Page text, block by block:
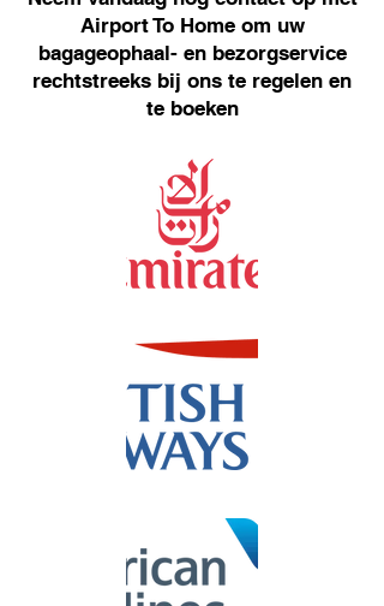
Airport To Home om uw
bagageophaal- en bezorgservice
rechtstreeks bij ons te regelen en
te boeken